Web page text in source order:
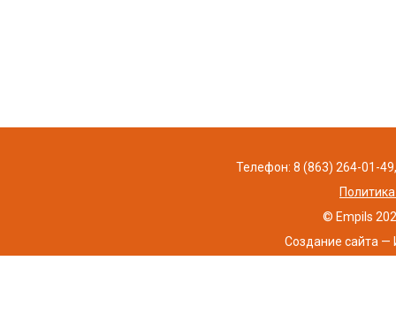
Телефон: 8 (863) 264-01-
© Empils
Создание сайта —